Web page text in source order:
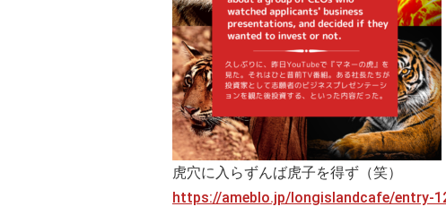
虎穴に入らずんば虎子を得ず（笑）
https://ameblo.jp/longislandcafe/entry-